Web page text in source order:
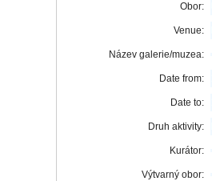
Obor:
Venue:
Název galerie/muzea:
Date from:
Date to:
Druh aktivity:
Kurátor:
Výtvarný obor: